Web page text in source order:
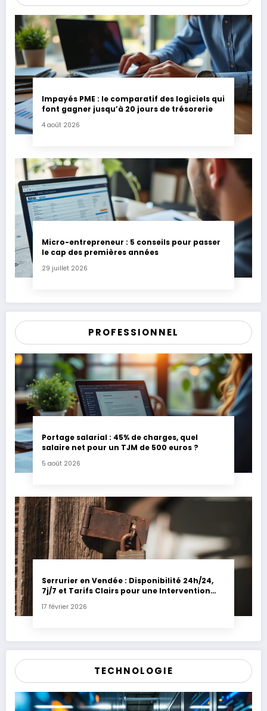
Impayés PME : le comparatif des logiciels qui
font gagner jusqu’à 20 jours de trésorerie
4 août 2026
Micro-entrepreneur : 5 conseils pour passer
le cap des premières années
29 juillet 2026
PROFESSIONNEL
Portage salarial : 45% de charges, quel
salaire net pour un TJM de 500 euros ?
5 août 2026
Serrurier en Vendée : Disponibilité 24h/24,
7j/7 et Tarifs Clairs pour une Intervention
17 février 2026
TECHNOLOGIE